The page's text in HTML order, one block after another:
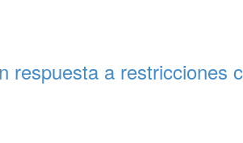
respuesta a restricciones